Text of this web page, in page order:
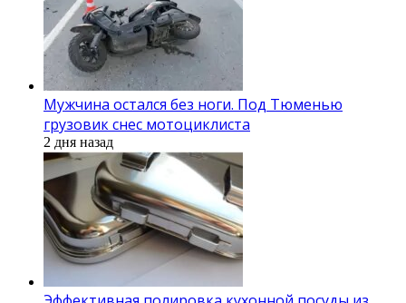
Мужчина остался без ноги. Под Тюменью
грузовик снес мотоциклиста
2 дня назад